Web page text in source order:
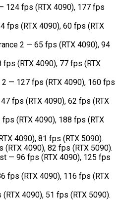
124 fps (RTX 4090), 177 fps
fps (RTX 4090), 60 fps (RTX
2 — 65 fps (RTX 4090), 94
(RTX 4090), 77 fps (RTX
2 — 127 fps (RTX 4090), 160 fps
fps (RTX 4090), 62 fps (RTX
(RTX 4090), 188 fps (RTX
4090), 81 fps (RTX 5090).
(RTX 4090), 82 fps (RTX 5090).
— 96 fps (RTX 4090), 125 fps
fps (RTX 4090), 116 fps (RTX
4090), 51 fps (RTX 5090).